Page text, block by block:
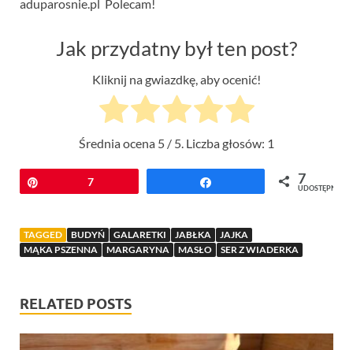
aduparosnie.pl Polecam!
Jak przydatny był ten post?
Kliknij na gwiazdkę, aby ocenić!
Średnia ocena 5 / 5. Liczba głosów: 1
Przypnij7 7
UDOSTĘPNIEŃ
TAGGED BUDYŃ GALARETKI JABŁKA
JAJKA
MĄKA PSZENNA
MARGARYNA MASŁO SER Z WIADERKA
RELATED POSTS